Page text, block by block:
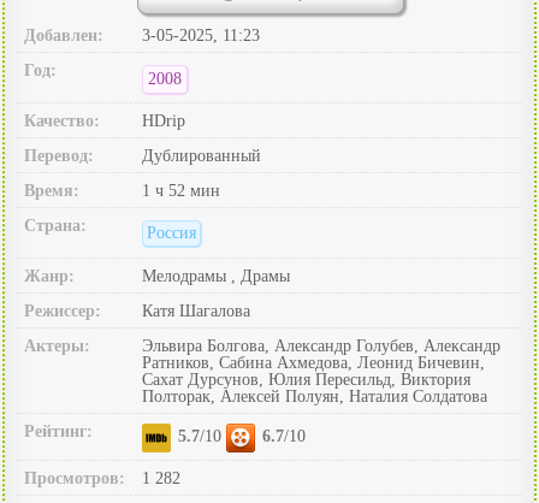
Добавлен:
3-05-2025, 11:23
Год:
2008
Качество:
HDrip
Перевод:
Дублированный
Время:
1 ч 52 мин
Страна:
Россия
Жанр:
Мелодрамы , Драмы
Режиссер:
Катя Шагалова
Актеры:
Эльвира Болгова, Александр Голубев, Александр
Ратников, Сабина Ахмедова, Леонид Бичевин,
Сахат Дурсунов, Юлия Пересильд, Виктория
Полторак, Алексей Полуян, Наталия Солдатова
Рейтинг:
5.7/10 6.7/10
Просмотров: 1 282